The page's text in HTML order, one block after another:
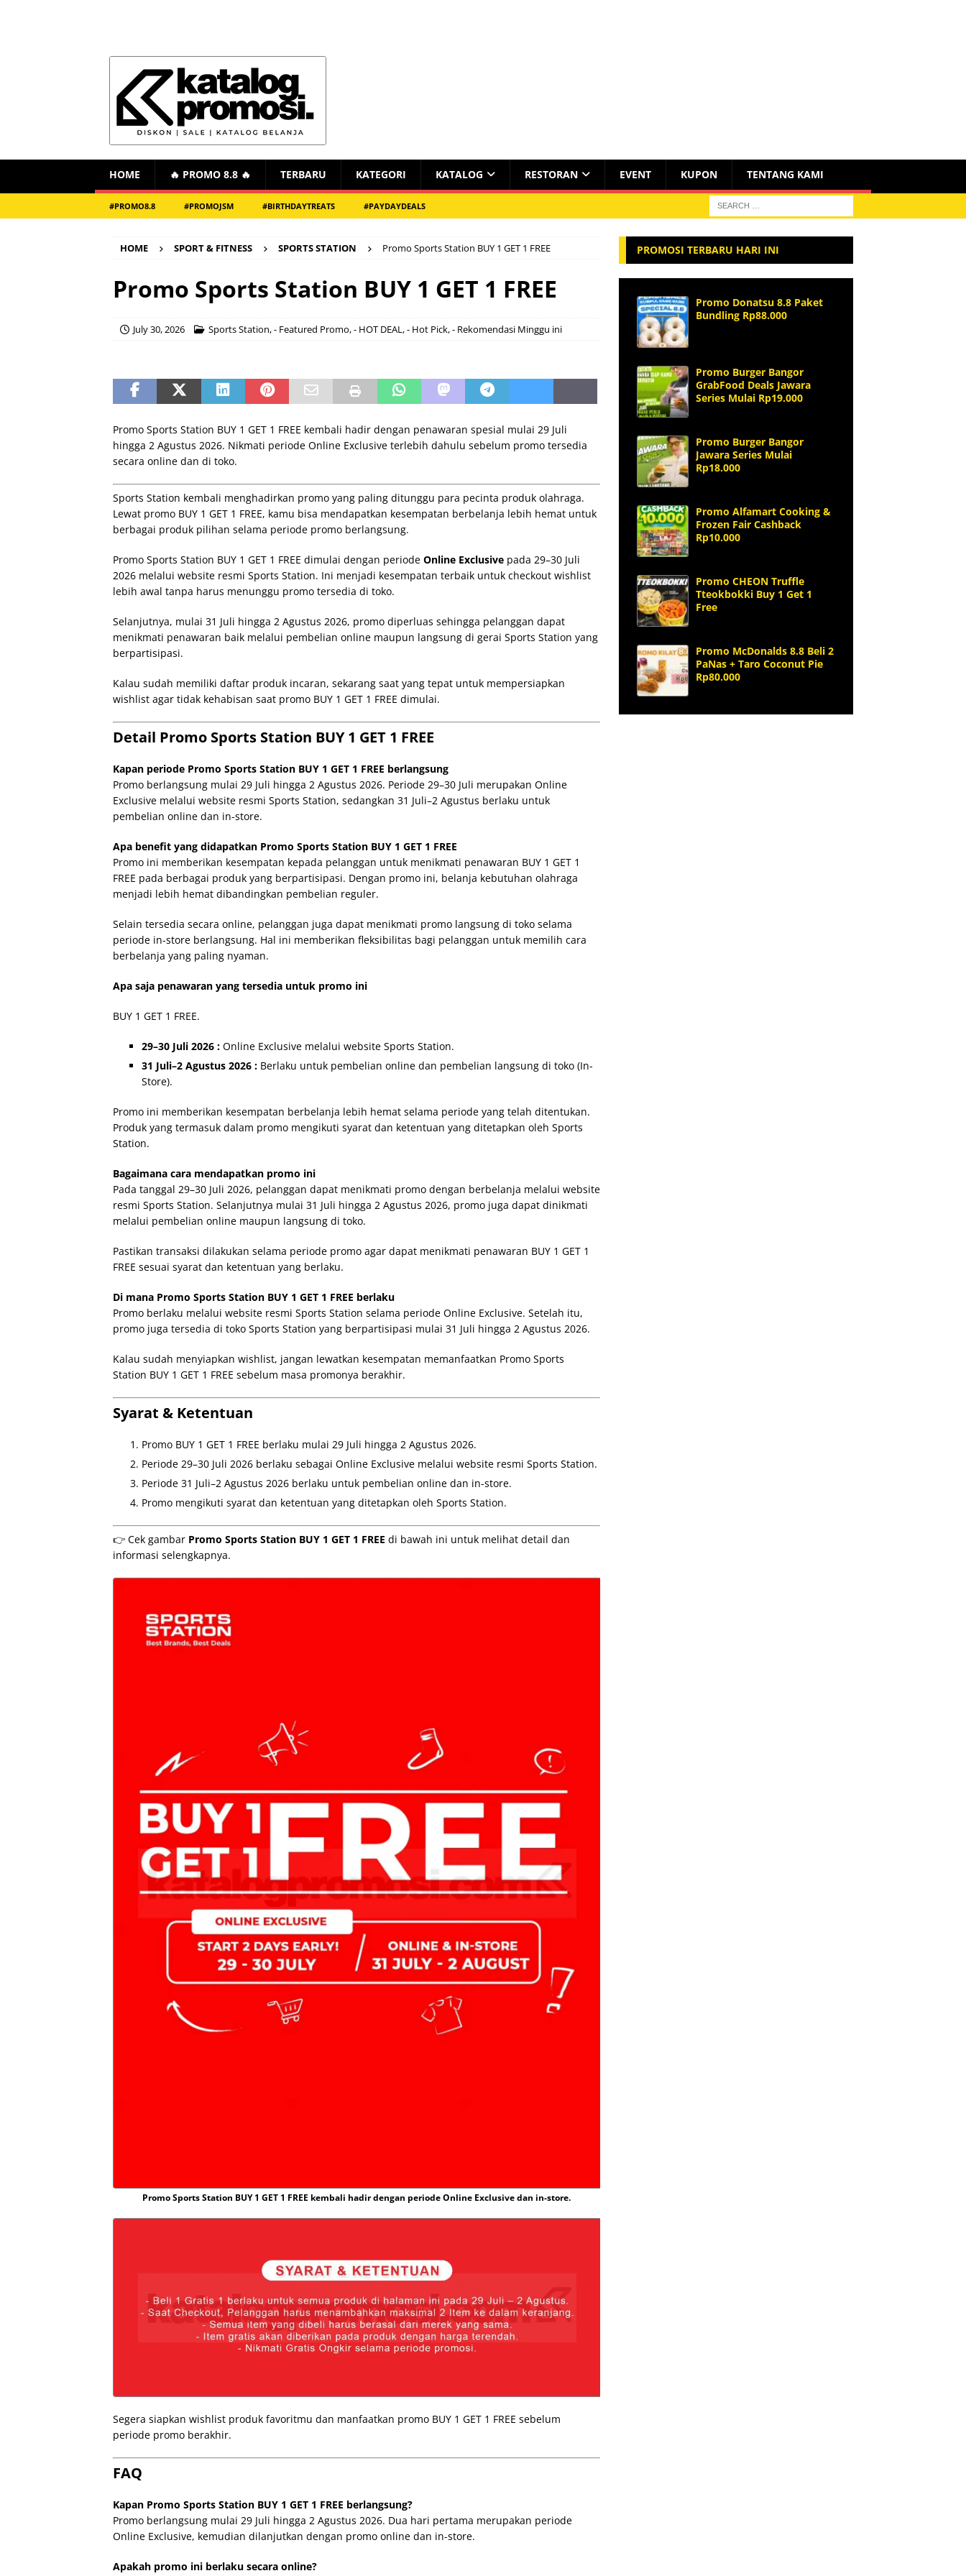
HOME 🔥 PROMO 8.8 🔥 TERBARU KATEGORI KATALOG RESTORAN EVENT KUPON TENTANG KAMI
#PROMO8.8 #PROMOJSM #BIRTHDAYTREATS #PAYDAYDEALS
HOME SPORT & FITNESS SPORTS STATION Promo Sports Station BUY 1 GET 1 FREE
Promo Sports Station BUY 1 GET 1 FREE
July 30, 2026 Sports Station,- Featured Promo,- HOT DEAL,- Hot Pick,- Rekomendasi Minggu ini
Promo Sports Station BUY 1 GET 1 FREE kembali hadir dengan penawaran spesial mulai 29 Juli
hingga 2 Agustus 2026. Nikmati periode Online Exclusive terlebih dahulu sebelum promo tersedia
secara online dan di toko.
Sports Station kembali menghadirkan promo yang paling ditunggu para pecinta produk olahraga.
Lewat promo BUY 1 GET 1 FREE, kamu bisa mendapatkan kesempatan berbelanja lebih hemat untuk
berbagai produk pilihan selama periode promo berlangsung.
Promo Sports Station BUY 1 GET 1 FREE dimulai dengan periode Online Exclusive pada 29–30 Juli
2026 melalui website resmi Sports Station. Ini menjadi kesempatan terbaik untuk checkout wishlist
lebih awal tanpa harus menunggu promo tersedia di toko.
Selanjutnya, mulai 31 Juli hingga 2 Agustus 2026, promo diperluas sehingga pelanggan dapat
menikmati penawaran baik melalui pembelian online maupun langsung di gerai Sports Station yang
berpartisipasi.
Kalau sudah memiliki daftar produk incaran, sekarang saat yang tepat untuk mempersiapkan
wishlist agar tidak kehabisan saat promo BUY 1 GET 1 FREE dimulai.
Detail Promo Sports Station BUY 1 GET 1 FREE
Kapan periode Promo Sports Station BUY 1 GET 1 FREE berlangsung
Promo berlangsung mulai 29 Juli hingga 2 Agustus 2026. Periode 29–30 Juli merupakan Online
Exclusive melalui website resmi Sports Station, sedangkan 31 Juli–2 Agustus berlaku untuk
pembelian online dan in-store.
Apa benefit yang didapatkan Promo Sports Station BUY 1 GET 1 FREE
Promo ini memberikan kesempatan kepada pelanggan untuk menikmati penawaran BUY 1 GET 1
FREE pada berbagai produk yang berpartisipasi. Dengan promo ini, belanja kebutuhan olahraga
menjadi lebih hemat dibandingkan pembelian reguler.
Selain tersedia secara online, pelanggan juga dapat menikmati promo langsung di toko selama
periode in-store berlangsung. Hal ini memberikan fleksibilitas bagi pelanggan untuk memilih cara
berbelanja yang paling nyaman.
Apa saja penawaran yang tersedia untuk promo ini
BUY 1 GET 1 FREE.
29–30 Juli 2026 : Online Exclusive melalui website Sports Station.
31 Juli–2 Agustus 2026 : Berlaku untuk pembelian online dan pembelian langsung di toko (In-
Store).
Promo ini memberikan kesempatan berbelanja lebih hemat selama periode yang telah ditentukan.
Produk yang termasuk dalam promo mengikuti syarat dan ketentuan yang ditetapkan oleh Sports
Station.
Bagaimana cara mendapatkan promo ini
Pada tanggal 29–30 Juli 2026, pelanggan dapat menikmati promo dengan berbelanja melalui website
resmi Sports Station. Selanjutnya mulai 31 Juli hingga 2 Agustus 2026, promo juga dapat dinikmati
melalui pembelian online maupun langsung di toko.
Pastikan transaksi dilakukan selama periode promo agar dapat menikmati penawaran BUY 1 GET 1
FREE sesuai syarat dan ketentuan yang berlaku.
Di mana Promo Sports Station BUY 1 GET 1 FREE berlaku
Promo berlaku melalui website resmi Sports Station selama periode Online Exclusive. Setelah itu,
promo juga tersedia di toko Sports Station yang berpartisipasi mulai 31 Juli hingga 2 Agustus 2026.
Kalau sudah menyiapkan wishlist, jangan lewatkan kesempatan memanfaatkan Promo Sports
Station BUY 1 GET 1 FREE sebelum masa promonya berakhir.
Syarat & Ketentuan
Promo BUY 1 GET 1 FREE berlaku mulai 29 Juli hingga 2 Agustus 2026.
Periode 29–30 Juli 2026 berlaku sebagai Online Exclusive melalui website resmi Sports Station.
Periode 31 Juli–2 Agustus 2026 berlaku untuk pembelian online dan in-store.
Promo mengikuti syarat dan ketentuan yang ditetapkan oleh Sports Station.
👉 Cek gambar Promo Sports Station BUY 1 GET 1 FREE di bawah ini untuk melihat detail dan
informasi selengkapnya.
Promo Sports Station BUY 1 GET 1 FREE kembali hadir dengan periode Online Exclusive dan in-store.
Segera siapkan wishlist produk favoritmu dan manfaatkan promo BUY 1 GET 1 FREE sebelum
periode promo berakhir.
FAQ
Kapan Promo Sports Station BUY 1 GET 1 FREE berlangsung?
Promo berlangsung mulai 29 Juli hingga 2 Agustus 2026. Dua hari pertama merupakan periode
Online Exclusive, kemudian dilanjutkan dengan promo online dan in-store.
Apakah promo ini berlaku secara online?
PROMOSI TERBARU HARI INI
Promo Donatsu 8.8 Paket
Bundling Rp88.000
Promo Burger Bangor
GrabFood Deals Jawara
Series Mulai Rp19.000
Promo Burger Bangor
Jawara Series Mulai
Rp18.000
Promo Alfamart Cooking &
Frozen Fair Cashback
Rp10.000
Promo CHEON Truffle
Tteokbokki Buy 1 Get 1
Free
Promo McDonalds 8.8 Beli 2
PaNas + Taro Coconut Pie
Rp80.000